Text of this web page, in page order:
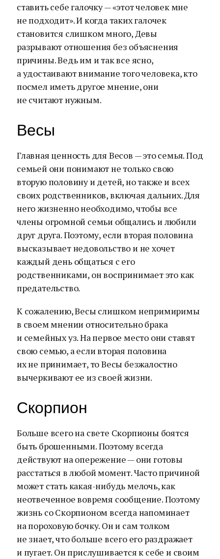
ставить себе галочку — «этот человек мне
не подходит». И когда таких галочек
становится слишком много, Девы
разрывают отношения без объяснения
причины. Ведь им и так все ясно,
а удостаивают внимание того человека, кто
посмел иметь другое мнение, они
не считают нужным.
Весы
Главная ценность для Весов — это семья. Под
семьей они понимают не только свою
вторую половину и детей, но также и всех
своих родственников, включая дальних. Для
него жизненно необходимо, чтобы все
члены огромной семьи общались и любили
друг друга. Поэтому, если вторая половина
высказывает недовольство и не хочет
каждый день общаться с его
родственниками, он воспринимает это как
предательство.
К сожалению, Весы слишком непримиримы
в своем мнении относительно брака
и семейных уз. На первое место они ставят
свою семью, а если вторая половина
их не принимает, то Весы безжалостно
вычеркивают ее из своей жизни.
Скорпион
Больше всего на свете Скорпионы боятся
быть брошенными. Поэтому всегда
действуют на опережение — они готовы
расстаться в любой момент. Часто причиной
может стать какая-нибудь мелочь, как
неотвеченное вовремя сообщение. Поэтому
жизнь со Скорпионом всегда напоминает
на пороховую бочку. Он и сам толком
не знает, что больше всего его раздражает
и пугает. Он прислушивается к себе и своим